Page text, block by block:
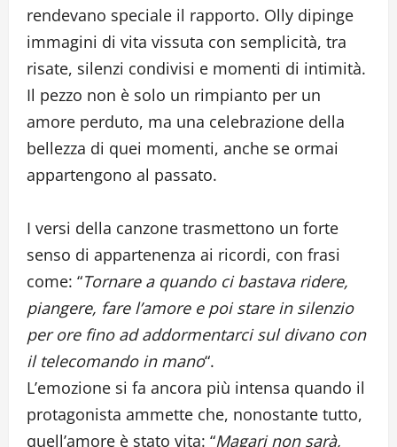
rendevano speciale il rapporto. Olly dipinge
immagini di vita vissuta con semplicità, tra
risate, silenzi condivisi e momenti di intimità.
Il pezzo non è solo un rimpianto per un
amore perduto, ma una celebrazione della
bellezza di quei momenti, anche se ormai
appartengono al passato.
I versi della canzone trasmettono un forte
senso di appartenenza ai ricordi, con frasi
come: “Tornare a quando ci bastava ridere,
piangere, fare l’amore e poi stare in silenzio
per ore fino ad addormentarci sul divano con
il telecomando in mano“.
L’emozione si fa ancora più intensa quando il
protagonista ammette che, nonostante tutto,
quell’amore è stato vita: “Magari non sarà,